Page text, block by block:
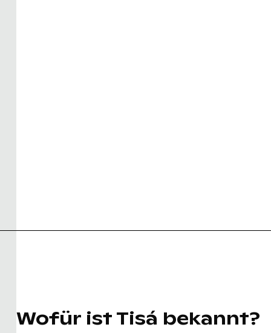
Wofür ist Tisá bekannt?